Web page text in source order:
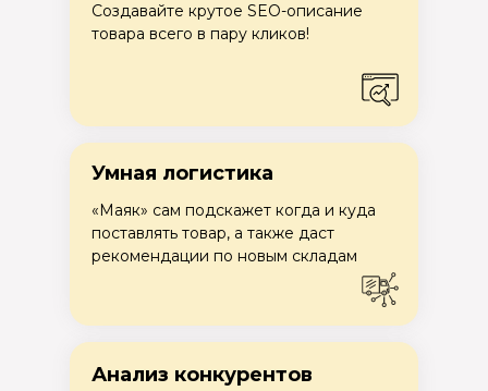
Создавайте крутое SEO-описание
товара всего в пару кликов!
Умная логистика
«Маяк» сам подскажет когда и куда
поставлять товар, а также даст
рекомендации по новым складам
Анализ конкурентов